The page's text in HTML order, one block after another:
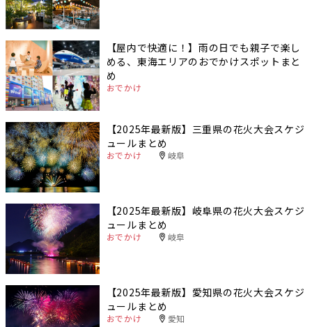
【屋内で快適に！】雨の日でも親子で楽し
める、東海エリアのおでかけスポットまと
め
おでかけ
【2025年最新版】三重県の花火大会スケジ
ュールまとめ
おでかけ 岐阜
【2025年最新版】岐阜県の花火大会スケジ
ュールまとめ
おでかけ 岐阜
【2025年最新版】愛知県の花火大会スケジ
ュールまとめ
おでかけ 愛知